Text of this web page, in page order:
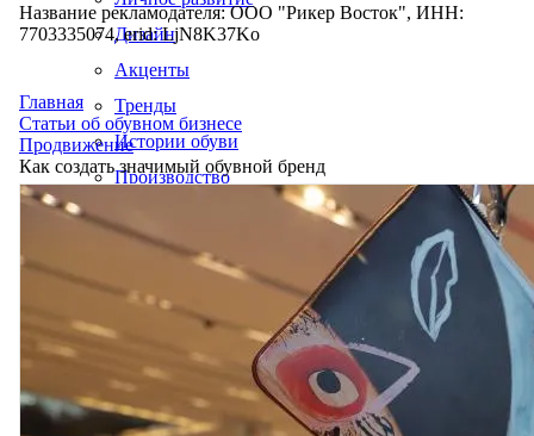
Дизайн
Акценты
Тренды
Истории обуви
Производство
Название рекламодателя: ООО "Рикер Восток", ИНН:
7703335074, erid: LjN8K37Ko
Главная
Статьи об обувном бизнесе
Продвижение
Как создать значимый обувной бренд